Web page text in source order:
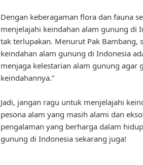
Dengan keberagaman flora dan fauna
menjelajahi keindahan alam gunung di
tak terlupakan. Menurut Pak
keindahan alam gunung di Indonesia
menjaga kelestarian alam gunung agar
keindahannya.”
Jadi, jangan ragu untuk menjelajahi
pesona alam yang masih alami dan
pengalaman yang berharga dalam
gunung di Indonesia sekarang juga!